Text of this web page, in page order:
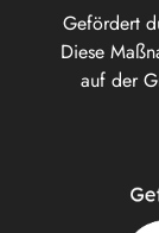
Gefördert
Diese
auf der